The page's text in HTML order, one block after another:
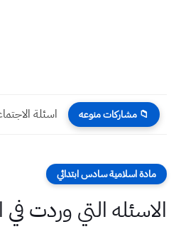
📁 مشاركات منوعه
مادة اسلامية سادس ابتدائي
الاسئله التي وردت في